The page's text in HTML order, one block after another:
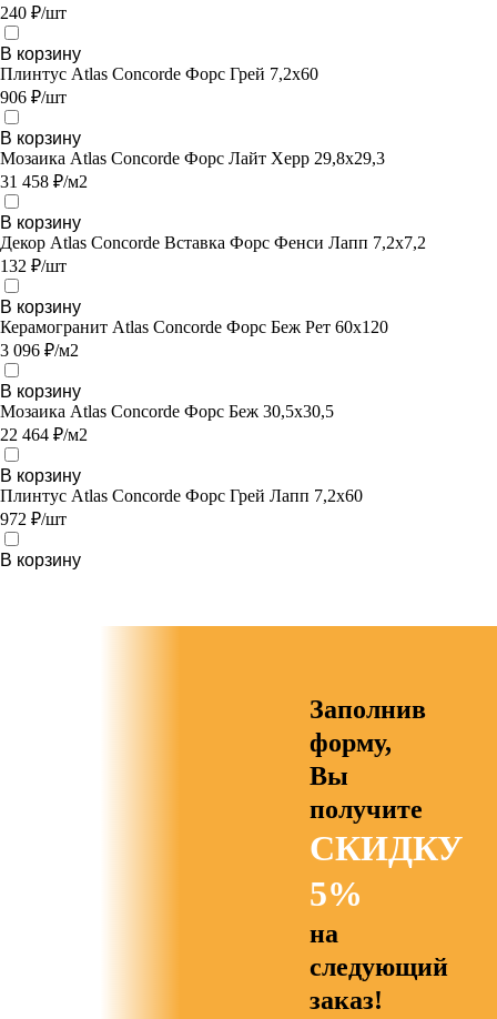
240 ₽/шт
В корзину
Плинтус Atlas Concorde Форс Грей 7,2х60
906 ₽/шт
В корзину
Мозаика Atlas Concorde Форс Лайт Херр 29,8х29,3
31 458 ₽/м2
В корзину
Декор Atlas Concorde Вставка Форс Фенси Лапп 7,2х7,2
132 ₽/шт
В корзину
Керамогранит Atlas Concorde Форс Беж Рет 60х120
3 096 ₽/м2
В корзину
Мозаика Atlas Concorde Форс Беж 30,5х30,5
22 464 ₽/м2
В корзину
Плинтус Atlas Concorde Форс Грей Лапп 7,2х60
972 ₽/шт
В корзину
Заполнив
форму,
Вы
получите
СКИДКУ
5%
на
следующий
заказ!